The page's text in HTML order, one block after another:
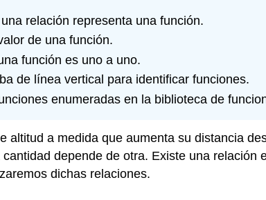
relación representa una función.
de una función.
función es uno a uno.
de línea vertical para identificar funciones.
enumeradas en la biblioteca de
altitud a medida que aumenta su distancia
depende de otra. Existe una
dichas relaciones.